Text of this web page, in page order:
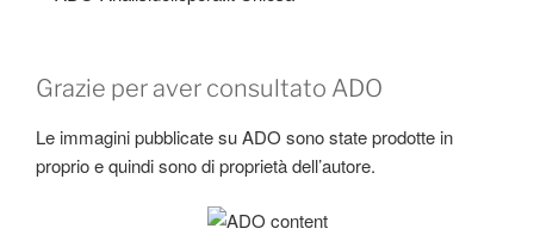
Grazie per aver consultato ADO
Le immagini pubblicate su ADO sono state prodotte in
proprio e quindi sono di proprietà dell’autore.